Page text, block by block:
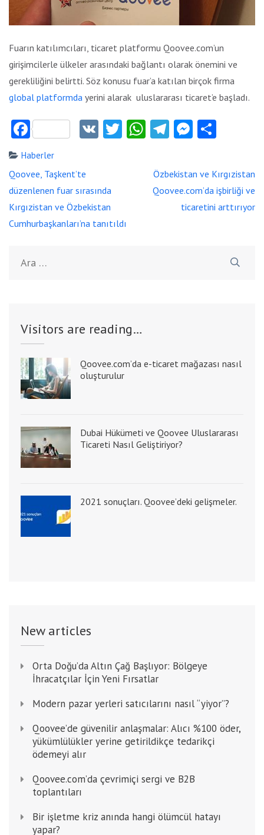
Fuarın katılımcıları, ticaret platformu Qoovee.com’un
girişimcilerle ülkeler arasındaki bağlantı olarak önemini ve
gerekliliğini belirtti. Söz konusu fuar’a katılan birçok firma
global platformda yerini alarak uluslararası ticaret’e başladı.
FacebookVK Twitter
WhatsApp
Telegram
Haberler
Yazı
dolaşımı
Qoovee, Taşkent’te
düzenlenen fuar sırasında
Kırgızistan ve Özbekistan
Cumhurbaşkanları’na tanıtıldı
Özbekistan ve Kırgızistan
Qoovee.com’da işbirliği ve
ticaretini arttırıyor
Visitors are reading…
Qoovee.com’da e-ticaret mağazası nasıl
oluşturulur
Dubai Hükümeti ve Qoovee Uluslararası
Ticareti Nasıl Geliştiriyor?
2021 sonuçları. Qoovee’deki gelişmeler.
New articles
Orta Doğu’da Altın Çağ Başlıyor: Bölgeye
İhracatçılar İçin Yeni Fırsatlar
Modern pazar yerleri satıcılarını nasıl “yiyor”?
Qoovee’de güvenilir anlaşmalar: Alıcı %100 öder,
yükümlülükler yerine getirildikçe tedarikçi
ödemeyi alır
Qoovee.com’da çevrimiçi sergi ve B2B
toplantıları
Bir işletme kriz anında hangi ölümcül hatayı
yapar?